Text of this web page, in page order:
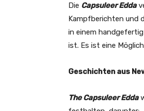
Die Capsuleer Edda
Kampfberichten und
in einem
ist. Es ist eine
Geschichten aus
The Capsuleer Edda